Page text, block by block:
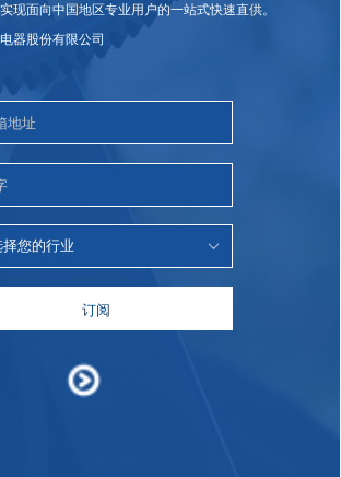
现面向中国地区专业用户的一站式快速直供。
器股份有限公司
订阅